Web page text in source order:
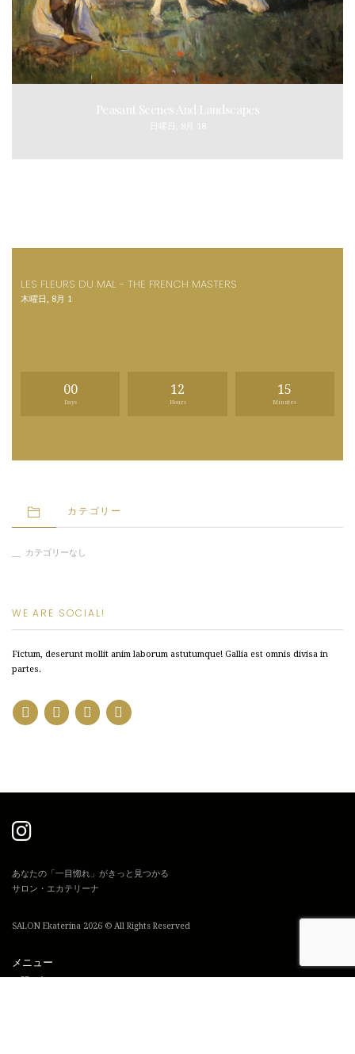
Peasant Scenes And Landscapes
日曜日, 8月 18
LES FLEURS DU MAL - THE FRENCH MASTERS
木曜日, 8月 1
00
Days
12
Hours
15
Minutes
カテゴリー
カテゴリーなし
WE ARE SOCIAL!
Fictum, deserunt mollit anim laborum astutumque! Gallia est omnis divisa in
partes.
あなたの「一目惚れ」がきっと見つかる
サロン・エカテリーナ
SALON Ekaterina 2026 © All Rights Reserved
メニュー